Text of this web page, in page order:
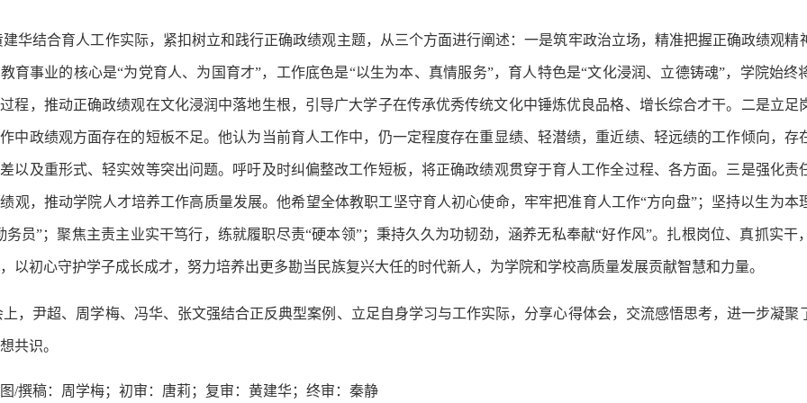
建华结合育人工作实际，紧扣树立和践行正确政绩观主题，从三个方面进行阐述 ：一是筑牢政治立场，精准把握正确政绩观精
教育事业的核心是“为党育人、为国育才”，工作底色是“以生为本、真情服务”，育人特色是“文化浸润、立德铸魂”，学院始终
程，推动正确政绩观在文化浸润中落地生根，引导广大学子在传承优秀传统文化中锤炼优良品格、增长综合才干。二是立足
中政绩观方面存在的短板不足。他认为 当前育人工作中，仍一定程度存在重显绩、轻潜绩，重近绩、轻远绩的工作倾向，存
以及重形式、轻实效等突出问题。 呼吁及时纠偏整改工作短板，将正确政绩观贯穿于育人工作全过程、各方面。三是强化责
观，推动学院人才培养工作高质量发展。他希望全体教职工坚守育人初心使命，牢牢把准育人工作“方向盘”；坚持以生为本
务员”；聚焦主责主业实干笃行，练就履职尽责“硬本领”；秉持久久为功韧劲，涵养无私奉献“好作风”。扎根岗位、真抓实干
，以初心守护学子成长成才， 努力培养出更多勘当民族复兴大任的时代新人，为学院和学校高质量发展贡献智慧和力量。
上，尹超、周学梅、冯华、张文强结合正反典型案例、立足自身学习与工作实际，分享心得体会，交流感悟思考，进一步凝聚
共识。
/撰稿：周学梅；初审：唐莉；复审：黄建华；终审：秦静